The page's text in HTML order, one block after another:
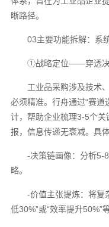
晰路径。
03主要功能拆解：系
①战略定位——穿透决
工业品采购涉及技术
必须精准。行舟通过“赛道
计，帮助企业梳理3-5个
报，信息传递无衰减。具
-决策链画像：分析5-
略。
-价值主张提炼：将复
低30%”或“效率提升50%”